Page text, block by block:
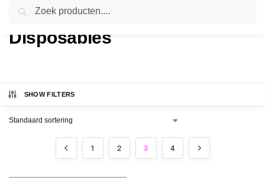
Home Disposables / Pagina 3
Disposables
SHOW FILTERS
1 2 3 4